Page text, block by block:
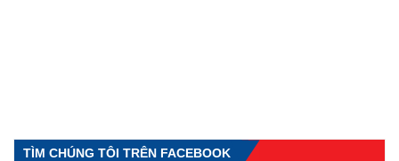
TÌM CHÚNG TÔI TRÊN FACEBOOK